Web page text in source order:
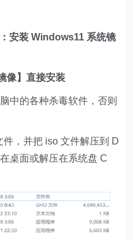
装 Windows11 系统镜
】直接安装
的各种杀毒软件，否则
，并把 iso 文件解压到 D
桌面或解压在系统盘 C